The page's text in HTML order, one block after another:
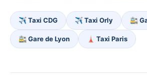
✈️ Taxi CDG ✈️ Taxi Orly 🚉
🚉 Gare de Lyon 🗼 Taxi Paris